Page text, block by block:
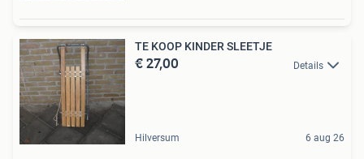
TE KOOP KINDER SLEETJE
€ 27,00 Details
Hilversum 6 aug 26